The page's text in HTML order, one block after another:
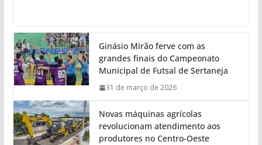
Ginásio Mirão ferve com as
grandes finais do Campeonato
Municipal de Futsal de Sertaneja
31 de março de 2026
Novas máquinas agrícolas
revolucionam atendimento aos
produtores no Centro-Oeste